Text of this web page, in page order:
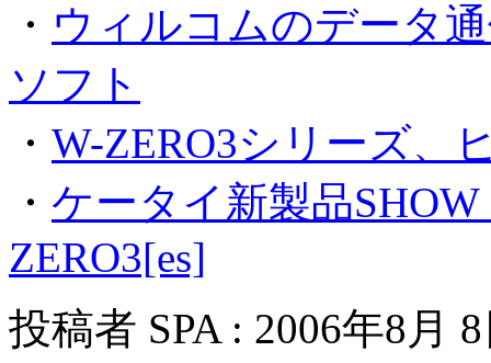
・ ウィルコムのデータ
ソフト
・ W-ZERO3シリーズ、
・ ケータイ新製品
ZERO3[es]
投稿者 SPA : 2006年8月